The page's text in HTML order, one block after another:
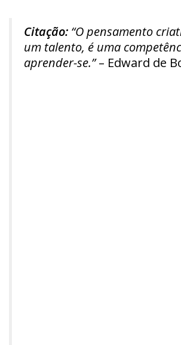
Citação: “O pensamento
um talento, é uma
aprender-se.”– Edward de